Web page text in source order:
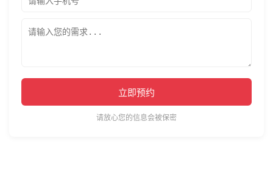
立即预约
请放心您的信息会被保密